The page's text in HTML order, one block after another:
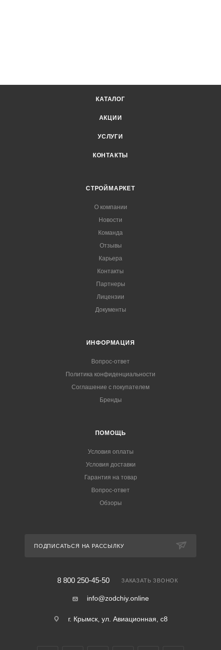
КАТАЛОГ
АКЦИИ
УСЛУГИ
КОНТАКТЫ
СТРОЙМАРКЕТ
О компании
Новости
Команда
Отзывы
Карьера
Контакты
Партнеры
Лицензии
Документы
ИНФОРМАЦИЯ
Вопрос-ответ
Политика конфиденциальности
Соглашение с покупателем
Бренды
ПОМОЩЬ
Условия оплаты
Условия доставки
Гарантия на товар
Вопрос-ответ
Обзоры
ПОДПИСАТЬСЯ НА РАССЫЛКУ
8 800 250-45-50 ЗАКАЗАТЬ ЗВОНОК
info@zodchiy.online
г. Крымск, ул. Авиационная, с8